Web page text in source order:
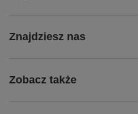
Znajdziesz nas
Zobacz także